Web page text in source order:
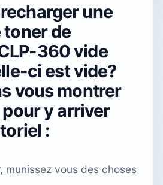
une
de
360 vide
ci est vide?
vous montrer
y arriver
:
munissez vous des choses